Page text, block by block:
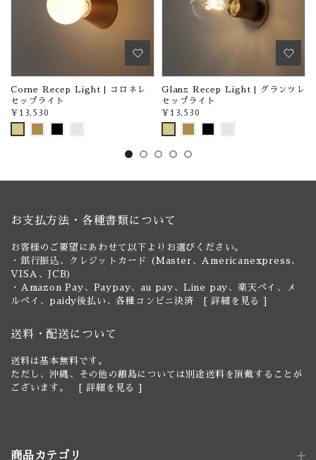
Corne Recep Light | コロネレ
セップライト
¥13,530
Glanz Recep Light | グランツレ
セップライト
¥13,530
お支払方法・各種書類について
お客様のご要望にあわせて以下よりお選びください。
・銀行振込、クレジットカード (Master、Americanexpress、
VISA、JCB)
・Amazon Pay、Paypay、au pay、Line pay、楽天ペイ、メ
ルペイ、paidy後払い、各種コンビニ決済 [ 詳細を見る
送料・配送について
送料は基本無料です。
ただし、沖縄、その他の離島については別途送料を頂戴することが
ございます。 [ 詳細を見る
商品カテゴリ